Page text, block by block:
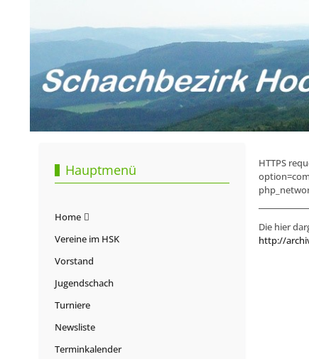
Hauptmenü
Home
Vereine im HSK
Vorstand
Jugendschach
Turniere
Newsliste
Terminkalender
HTTPS
Die hier
http://